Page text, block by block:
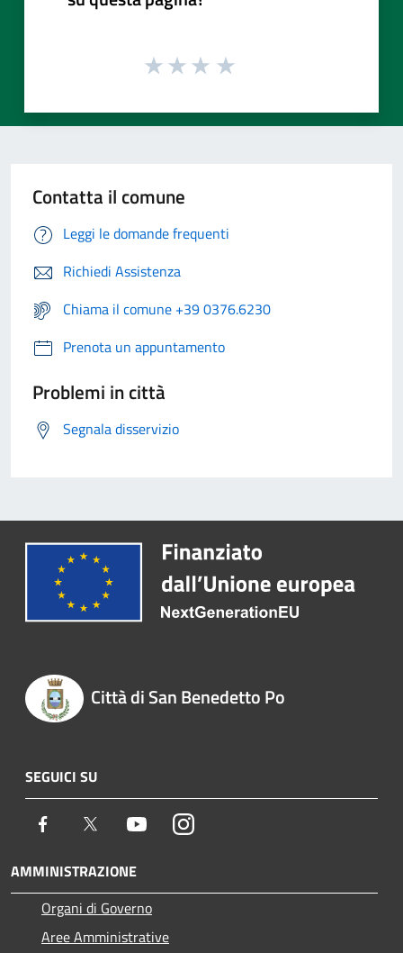
Contatta il comune
Leggi le domande frequenti
Richiedi Assistenza
Chiama il comune +39 0376.6230
Prenota un appuntamento
Problemi in città
Segnala disservizio
Città di San Benedetto Po
SEGUICI SU
Facebook Twitter YoutubeInstagram
AMMINISTRAZIONE
Organi di Governo
Aree Amministrative